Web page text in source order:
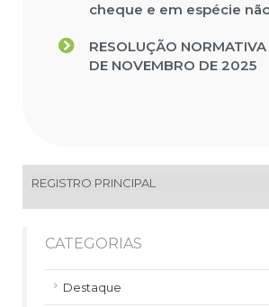
cheque e em espécie
RESOLUÇÃO NORMATIVA
DE NOVEMBRO DE 2025
REGISTRO PRINCIPAL
CATEGORIAS
Destaque